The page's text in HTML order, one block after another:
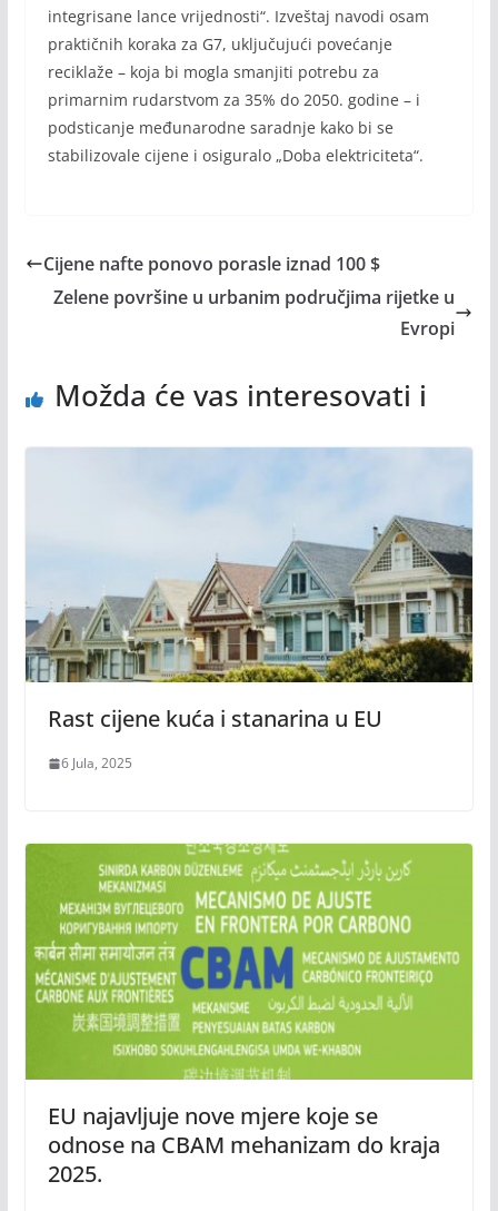
integrisane lance vrijednosti“. Izveštaj navodi osam
praktičnih koraka za G7, uključujući povećanje
reciklaže – koja bi mogla smanjiti potrebu za
primarnim rudarstvom za 35% do 2050. godine – i
podsticanje međunarodne saradnje kako bi se
stabilizovale cijene i osiguralo „Doba elektriciteta“.
Cijene nafte ponovo porasle iznad 100 $
Zelene površine u urbanim područjima rijetke u
Evropi
Možda će vas interesovati i
Rast cijene kuća i stanarina u EU
6 Jula, 2025
EU najavljuje nove mjere koje se
odnose na CBAM mehanizam do kraja
2025.